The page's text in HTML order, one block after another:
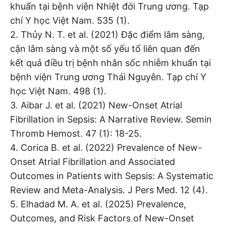
khuẩn tại bệnh viện Nhiệt đới Trung ương. Tạp
chí Y học Việt Nam. 535 (1).
2. Thủy N. T. et al. (2021) Đặc điểm lâm sàng,
cận lâm sàng và một số yếu tố liên quan đến
kết quả điều trị bệnh nhân sốc nhiễm khuẩn tại
bệnh viện Trung ương Thái Nguyên. Tạp chí Y
học Việt Nam. 498 (1).
3. Aibar J. et al. (2021) New-Onset Atrial
Fibrillation in Sepsis: A Narrative Review. Semin
Thromb Hemost. 47 (1): 18-25.
4. Corica B. et al. (2022) Prevalence of New-
Onset Atrial Fibrillation and Associated
Outcomes in Patients with Sepsis: A Systematic
Review and Meta-Analysis. J Pers Med. 12 (4).
5. Elhadad M. A. et al. (2025) Prevalence,
Outcomes, and Risk Factors of New-Onset